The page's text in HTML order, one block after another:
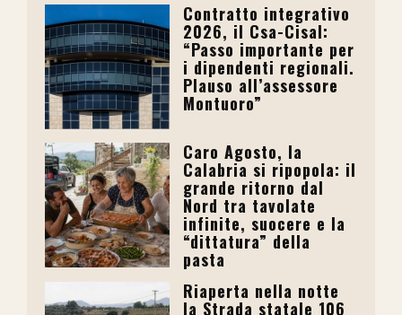
Contratto integrativo
2026, il Csa-Cisal:
“Passo importante per
i dipendenti regionali.
Plauso all’assessore
Montuoro”
Caro Agosto, la
Calabria si ripopola: il
grande ritorno dal
Nord tra tavolate
infinite, suocere e la
“dittatura” della
pasta
Riaperta nella notte
la Strada statale 106